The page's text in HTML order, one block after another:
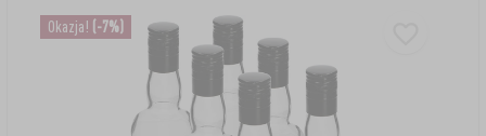
Okazja! (-7%)